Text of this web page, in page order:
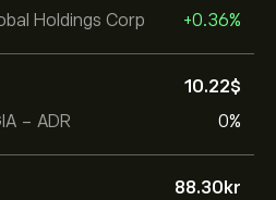
Holdings Corp
+0.36%
- ADR
10.22‎$‎
0%
88.30‎kr‎